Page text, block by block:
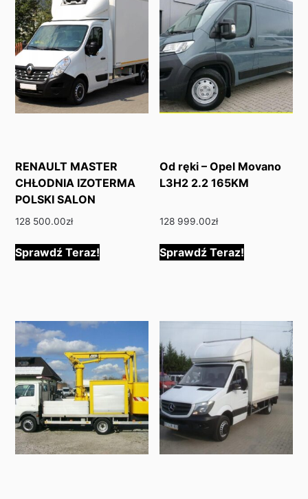
RENAULT MASTER
CHŁODNIA IZOTERMA
POLSKI SALON
128 500.00zł
Sprawdź Teraz!
Od ręki – Opel Movano
L3H2 2.2 165KM
128 999.00zł
Sprawdź Teraz!